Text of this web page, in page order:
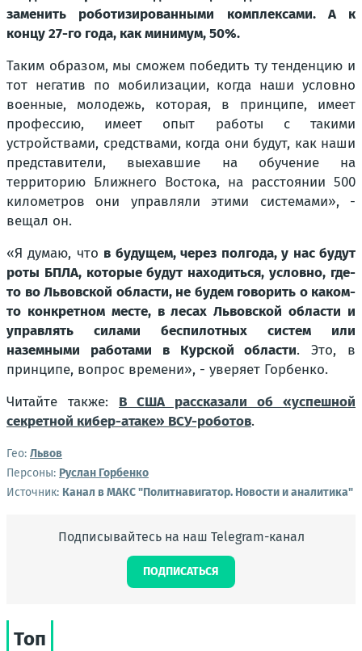
заменить роботизированными комплексами. А к
концу 27-го года, как минимум, 50%.
Таким образом, мы сможем победить ту тенденцию и
тот негатив по мобилизации, когда наши условно
военные, молодежь, которая, в принципе, имеет
профессию, имеет опыт работы с такими
устройствами, средствами, когда они будут, как наши
представители, выехавшие на обучение на
территорию Ближнего Востока, на расстоянии 500
километров они управляли этими системами», -
вещал он.
«Я думаю, что в будущем, через полгода, у нас будут
роты БПЛА, которые будут находиться, условно, где-
то во Львовской области, не будем говорить о каком-
то конкретном месте, в лесах Львовской области и
управлять силами беспилотных систем или
наземными работами в Курской области. Это, в
принципе, вопрос времени», - уверяет Горбенко.
Читайте также: В США рассказали об «успешной
секретной кибер-атаке» ВСУ-роботов.
Гео: Львов
Персоны: Руслан Горбенко
Источник: Канал в МАКС "Политнавигатор. Новости и аналитика"
Подписывайтесь на наш Telegram-канал
ПОДПИСАТЬСЯ
Топ